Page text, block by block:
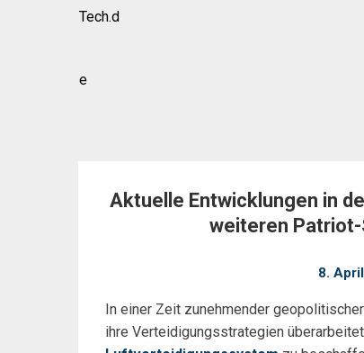
Aktuelle Entwicklungen in
weiteren
8.
In einer Zeit zunehmender
ihre Verteidigungsstrategien